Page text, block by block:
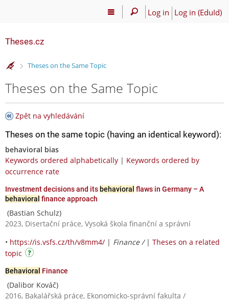
Log in Log in (EduId)
Theses.cz
>
Theses on the Same Topic
Theses on the Same Topic
Zpět na vyhledávání
Theses on the same topic (having an identical keyword):
behavioral bias
Keywords ordered alphabetically | Keywords ordered by
occurrence rate
Investment decisions and itsbehavioral flaws in Germany – A
behavioral finance approach
(Bastian Schulz)
2023, Disertační práce, Vysoká škola finanční a správní
• https://is.vsfs.cz/th/v8mm4/ | Finance / | Theses on a related
topic
Behavioral Finance
(Dalibor Kováč)
2016, Bakalářská práce, Ekonomicko-správní fakulta /